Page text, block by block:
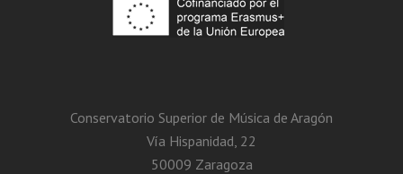
Conservatorio Superior de Música de Aragón
Vía Hispanidad, 22
50009 Zaragoza